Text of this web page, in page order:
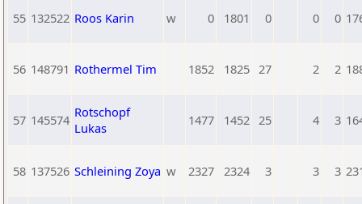
55 132522 Roos Karin w 0 1801 0 0 0
56 148791 Rothermel Tim 1852 1825 27 2 2
57 145574 Rotschopf
Lukas
1477 1452 25 4 3
58 137526 Schleining Zoya w 2327 2324 3 3 3